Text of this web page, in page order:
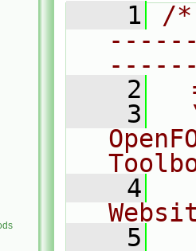
    1
/
    2
    3
    4
    5